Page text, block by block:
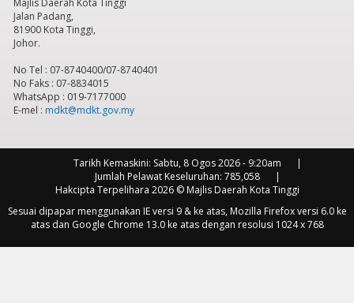
Jalan Padang,
81900 Kota Tinggi,
Johor.
No Tel : 07-8740400/07-8740401
No Faks : 07-8834015
WhatsApp : 019-7177000
E-mel : mdkt@mdkt.gov.my
Tarikh Kemaskini: Sabtu, 8 Ogos 2026 - 9:20am
Jumlah Pelawat Keseluruhan: 785,058
Hakcipta Terpelihara 2026 © Majlis Daerah Kota Tinggi
Sesuai dipapar menggunakan IE versi 9 & ke atas, Mozilla Firefox versi 6.0 ke
atas dan Google Chrome 13.0 ke atas dengan resolusi 1024 x 768